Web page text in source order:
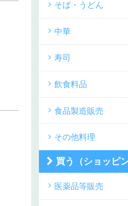
そば・うどん
中華
寿司
飲食料品
食品製造販売
その他料理
買う（ショッピン
医薬品等販売